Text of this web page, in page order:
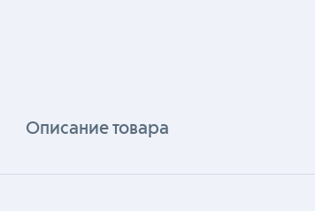
Описание товара